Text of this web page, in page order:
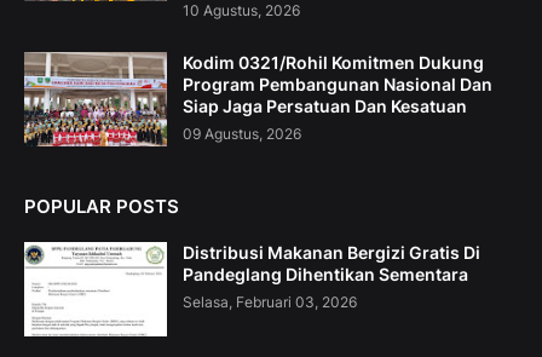
10 Agustus, 2026
Kodim 0321/Rohil Komitmen Dukung
Program Pembangunan Nasional Dan
Siap Jaga Persatuan Dan Kesatuan
09 Agustus, 2026
POPULAR POSTS
Distribusi Makanan Bergizi Gratis Di
Pandeglang Dihentikan Sementara
Selasa, Februari 03, 2026